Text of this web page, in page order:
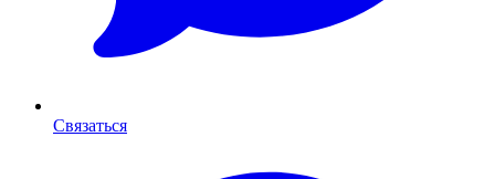
Связаться